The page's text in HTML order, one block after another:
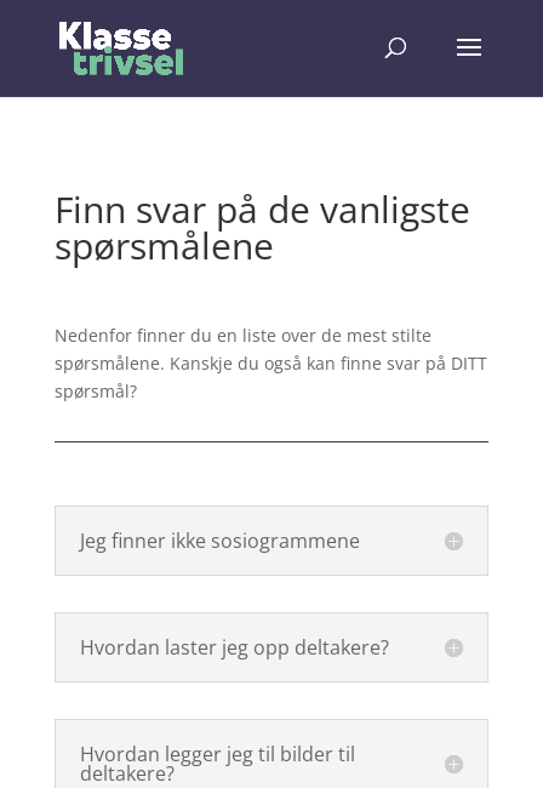
Finn svar på de vanligste
spørsmålene
Nedenfor finner du en liste over de mest stilte
spørsmålene. Kanskje du også kan finne svar på DITT
spørsmål?
Jeg finner ikke sosiogrammene
Hvordan laster jeg opp deltakere?
Hvordan legger jeg til bilder til
deltakere?